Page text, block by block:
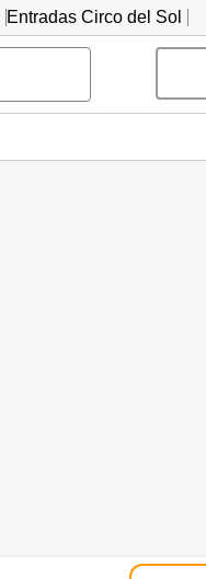
Entradas Circo del Sol